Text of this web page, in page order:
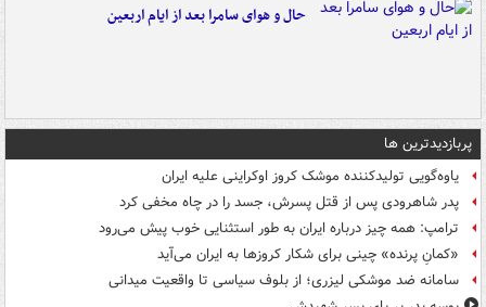
حال و هوای سامرا بعد از ایام اربعین
پربازدیدترین ها
یاوه‌گویی تولیدکننده موشک کروز اوکراینی علیه ایران
پدر شاهرودی پس از قتل پسرش، جسد را در چاه مخفی کرد
ترامپ: همه چیز درباره ایران به طور استثنایی خوب پیش می‌رود
«کمانِ پرنده» چینی برای شکار کروزها به ایران می‌آید
سامانه ضد موشکی لیزری؛ از بلوف سیاسی تا واقعیت میدانی